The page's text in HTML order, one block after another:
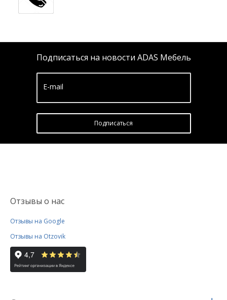
Подписаться на новости ADAS Мебель
E-mail
Подписатьcя
Отзывы о нас
Отзывы на Google
Отзывы на Otzovik